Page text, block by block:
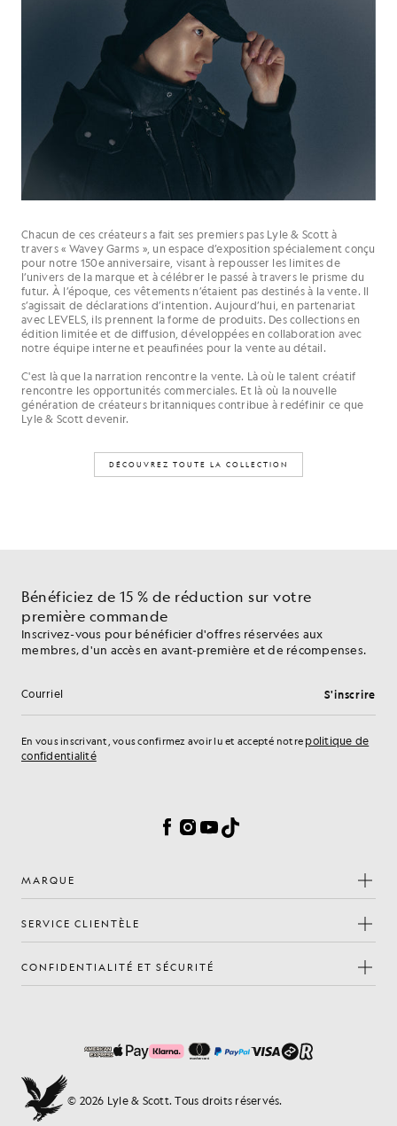
Chacun de ces créateurs a fait ses premiers pas Lyle & Scott à
travers « Wavey Garms », un espace d’exposition spécialement conçu
pour notre 150e anniversaire, visant à repousser les limites de
l’univers de la marque et à célébrer le passé à travers le prisme du
futur. À l’époque, ces vêtements n’étaient pas destinés à la vente. Il
s’agissait de déclarations d’intention. Aujourd’hui, en partenariat
avec LEVELS, ils prennent la forme de produits. Des collections en
édition limitée et de diffusion, développées en collaboration avec
notre équipe interne et peaufinées pour la vente au détail.
C'est là que la narration rencontre la vente. Là où le talent créatif
rencontre les opportunités commerciales. Et là où la nouvelle
génération de créateurs britanniques contribue à redéfinir ce que
Lyle & Scott devenir.
DÉCOUVREZ TOUTE LA COLLECTION
Bénéficiez de 15 % de réduction sur votre
première commande
Inscrivez-vous pour bénéficier d'offres réservées aux
membres, d'un accès en avant-première et de récompenses.
Adresse e-mail S'inscrire
En vous inscrivant, vous confirmez avoir lu et accepté notre politique de
confidentialité
Facebook
Instagram
YouTube
TikTok
MARQUE
SERVICE CLIENTÈLE
CONFIDENTIALITÉ ET SÉCURITÉ
© 2026 Lyle & Scott. Tous droits réservés.